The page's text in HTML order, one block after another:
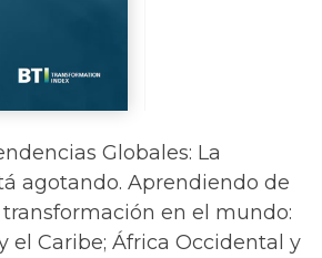
Globales: La
agotando. Aprendiendo de
en el mundo:
el Caribe; África Occidental y